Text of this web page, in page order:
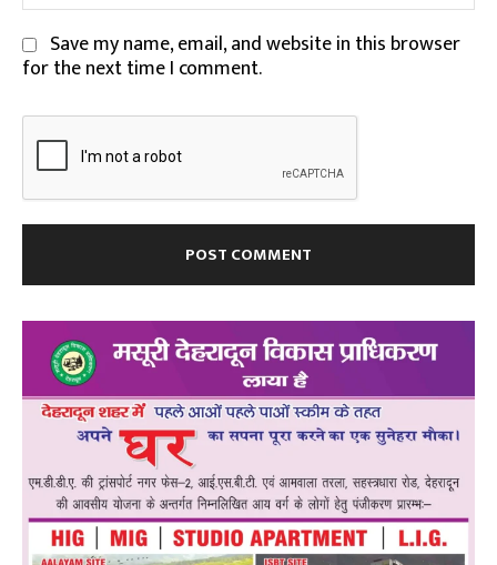
Save my name, email, and website in this browser
for the next time I comment.